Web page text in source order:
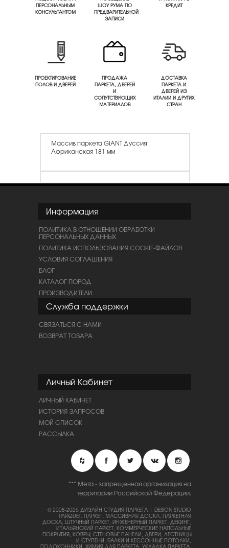
ПЕРСОНАЛЬНЫМ
КОНСУЛЬТАНТОМ
ШОУ РУМА ПО
ПРЕДВАРИТЕЛЬНОЙ
ЗАПИСИ
КРЕДИТ
ПРОЕКТИРОВАНИЕ
ПОЛОВ И ДВЕРЕЙ
ПРОДАЖА
ПАРКЕТА, ДВЕРЕЙ
И
СОПУТСТВУЮЩИХ
МАТЕРИАЛОВ
ДОСТАВКА
ПАРКЕТА И
ДВЕРЕЙ ИЗ
ИТАЛИИ И ДРУГИХ
СТРАН
Массив паркета GIANT Дуссия
Африканская 181 мм
Информация
ПОЛИТИКА В ОТНОШЕНИИ ОБРАБОТКИ
ПЕРСОНАЛЬНЫХ ДАННЫХ
ПОЛИТИКА ИСПОЛЬЗОВАНИЯ COOKIE-ФАЙЛОВ
УСЛОВИЯ СОГЛАШЕНИЯ
БЛОГ
КАТАЛОГ ПОРОД
ПРОИЗВОДИТЕЛИ
Служба поддержки
СВЯЗАТЬСЯ С НАМИ
ВОЗВРАТ ТОВАРА
Личный Кабинет
ЛИЧНЫЙ КАБИНЕТ
ИСТОРИЯ ЗАПРОСОВ
МОЙ СПИСОК
РАССЫЛКА
*** Мета - запрещенная организация на
территории Российской Федерации.
© 2008-2026 ДИЗАЙН СТУДИЯ ПАРКЕТА | DESIGN STUDIO
PARQUET. ПАРКЕТ, МАССИВНАЯ ДОСКА, ПАРКЕТНАЯ
ДОСКА, ШТУЧНЫЙ ПАРКЕТ, ИНЖЕНЕРНЫЙ ПАРКЕТ, ДЕКИНГ,
ИТАЛЬЯНСКИЙ ПАРКЕТ, КОММЕРЧЕСКИЕ НАПОЛЬНЫЕ
ПОКРЫТИЯ, КОВРЫ, СТЕНОВЫЕ ПАНЕЛИ, ДВЕРИ, ЛЕСТНИЦЫ
И СТУПЕНИ, БАЛКИ И КЕССОННЫЕ ПОТОЛКИ,
ПОДОКОННИКИ, ХИМИЯ ДЛЯ ПАРКЕТА, УКЛАДКА ПАРКЕТА,